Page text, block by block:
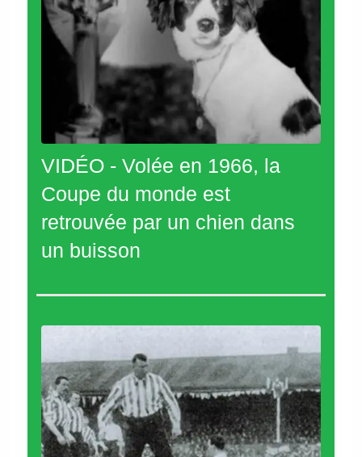
VIDÉO - Volée en 1966, la
Coupe du monde est
retrouvée par un chien dans
un buisson